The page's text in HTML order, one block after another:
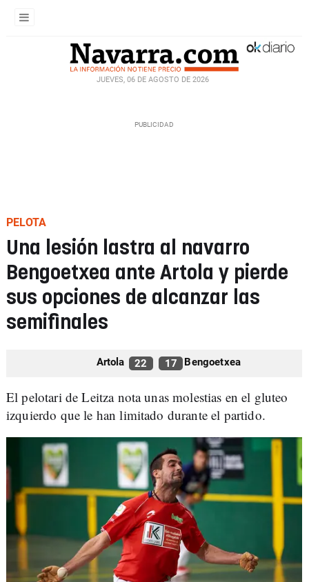
JUEVES, 06 DE AGOSTO DE 2026
PELOTA
Una lesión lastra al navarro
Bengoetxea ante Artola y pierde
sus opciones de alcanzar las
semifinales
Artola 22 17 Bengoetxea
El pelotari de Leitza nota unas molestias en el gluteo
izquierdo que le han limitado durante el partido.